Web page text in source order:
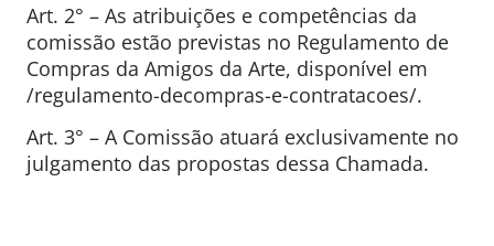
Art. 2° – As atribuições e competências da
comissão estão previstas no Regulamento de
Compras da Amigos da Arte, disponível em
/regulamento-decompras-e-contratacoes/.
Art. 3° – A Comissão atuará exclusivamente no
julgamento das propostas dessa Chamada.